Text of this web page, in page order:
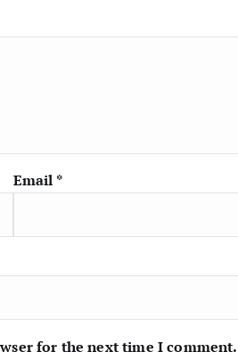
Email *
for the next time I comment.